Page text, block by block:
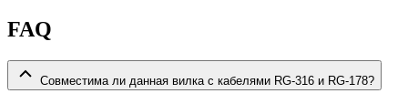
FAQ
Совместима ли данная вилка с кабелями RG-316 и RG-178?